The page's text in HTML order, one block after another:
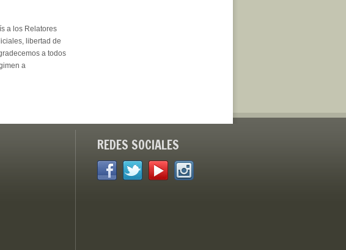
a los Relatores
libertad de
a todos
a
REDES SOCIALES